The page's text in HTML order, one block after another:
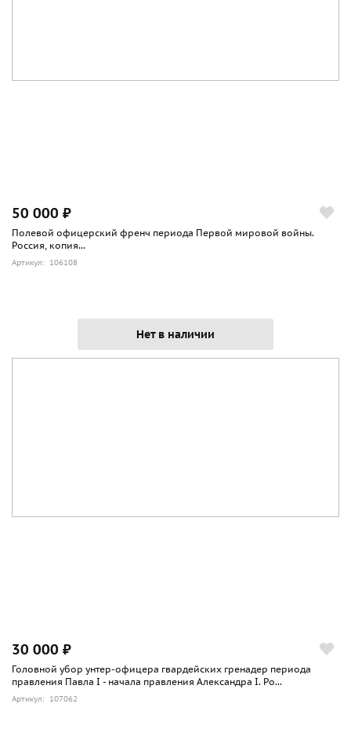
50 000 ₽
Полевой офицерский френч периода Первой мировой войны.
Россия, копия...
Артикул: 106108
Нет в наличии
30 000 ₽
Головной убор унтер-офицера гвардейских гренадер периода
правления Павла I - начала правления Александра I. Ро...
Артикул: 107062